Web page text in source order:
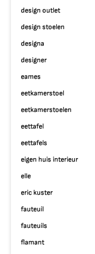
design outlet
design stoelen
designa
designer
eames
eetkamerstoel
eetkamerstoelen
eettafel
eettafels
eigen huis interieur
elle
eric kuster
fauteuil
fauteuils
flamant